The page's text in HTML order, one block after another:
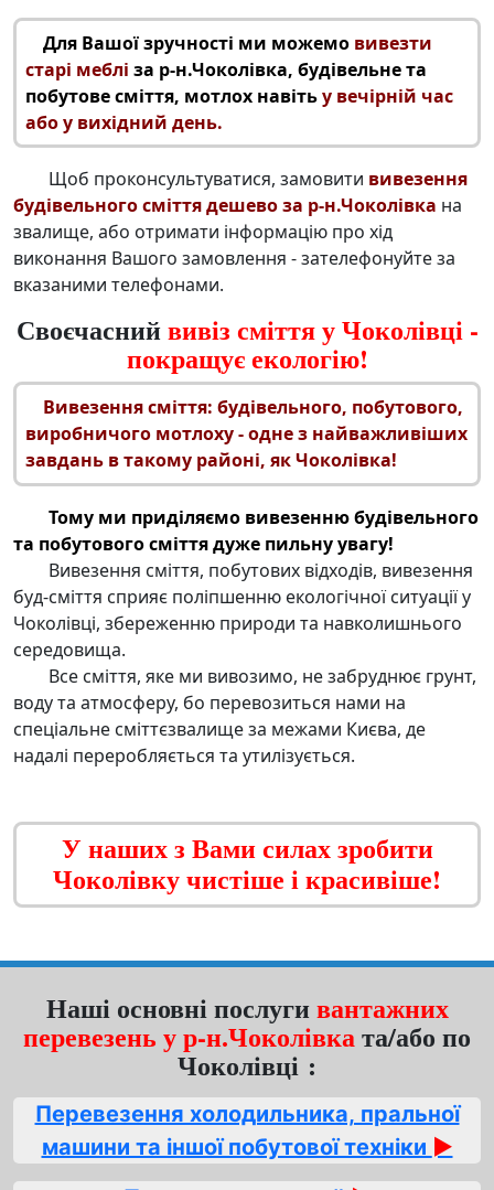
Для Вашої зручності ми можемо вивезти
старі меблі за р-н.Чоколівка, будівельне та
побутове сміття, мотлох навітьу вечірній час
або у вихідний день.
Щоб проконсультуватися, замовити вивезення
будівельного сміття дешево за р-н.Чоколівка на
звалище, або отримати інформацію про хід
виконання Вашого замовлення - зателефонуйте за
вказаними телефонами.
Своєчаснийвивіз сміття у Чоколівці -
покращує екологію!
Вивезення сміття: будівельного, побутового,
виробничого мотлоху - одне з найважливіших
завдань в такому районі, як Чоколівка!
Тому ми приділяємо вивезенню будівельного
та побутового сміттядуже пильну увагу!
Вивезення сміття, побутових відходів, вивезення
буд-сміття сприяє поліпшенню екологічної ситуації у
Чоколівці, збереженню природи та навколишнього
середовища.
Все сміття, яке ми вивозимо, не забруднює грунт,
воду та атмосферу, бо перевозиться нами на
спеціальне сміттєзвалище за межами Києва, де
надалі переробляється та утилізується.
У наших з Вами силах зробити
Чоколівку чистіше і красивіше!
Наші основні послугивантажних
перевезень у р-н.Чоколівката/або по
Чоколівці :
Перевезення холодильника, пральної
машини та іншої побутової техніки ►